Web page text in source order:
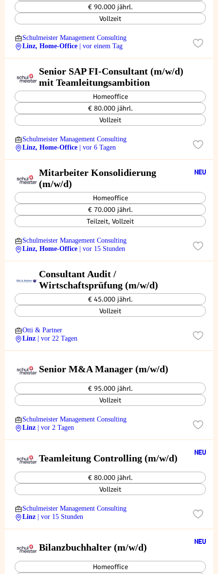
€ 90.000 jährl.
Vollzeit
Schulmeister Management Consulting
Linz, Home-Office
| vor einem Tag
Senior SAP FI-Consultant (m/w/d)
mit Teamleitungsambition
Homeoffice
€ 80.000 jährl.
Vollzeit
Schulmeister Management Consulting
Linz, Home-Office
| vor 6 Tagen
Mitarbeiter Konsolidierung
(m/w/d)
Homeoffice
€ 70.000 jährl.
Teilzeit, Vollzeit
Schulmeister Management Consulting
Linz, Home-Office
| vor 15 Stunden
Consultant Audit /
Wirtschaftsprüfung (m/w/d)
€ 45.000 jährl.
Vollzeit
Otti & Partner
Linz
| vor 22 Tagen
Senior M&A Manager (m/w/d)
€ 95.000 jährl.
Vollzeit
Schulmeister Management Consulting
Linz
| vor 2 Tagen
Teamleitung Controlling (m/w/d)
€ 80.000 jährl.
Vollzeit
Schulmeister Management Consulting
Linz
| vor 15 Stunden
Bilanzbuchhalter (m/w/d)
Homeoffice